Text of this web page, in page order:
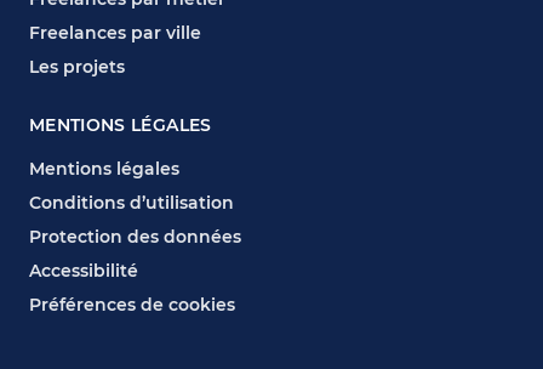
Freelances par ville
Les projets
MENTIONS LÉGALES
Mentions légales
Conditions d’utilisation
Protection des données
Accessibilité
Préférences de cookies